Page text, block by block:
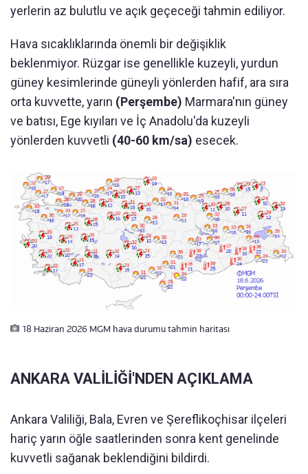
yerlerin az bulutlu ve açık geçeceği tahmin ediliyor.
Hava sıcaklıklarında önemli bir değişiklik
beklenmiyor. Rüzgar ise genellikle kuzeyli, yurdun
güney kesimlerinde güneyli yönlerden hafif, ara sıra
orta kuvvette, yarın (Perşembe) Marmara'nın güney
ve batısı, Ege kıyıları ve İç Anadolu'da kuzeyli
yönlerden kuvvetli (40-60 km/sa) esecek.
18 Haziran 2026 MGM hava durumu tahmin haritası
ANKARA VALİLİĞİ'NDEN AÇIKLAMA
Ankara Valiliği, Bala, Evren ve Şereflikoçhisar ilçeleri
hariç yarın öğle saatlerinden sonra kent genelinde
kuvvetli sağanak beklendiğini bildirdi.